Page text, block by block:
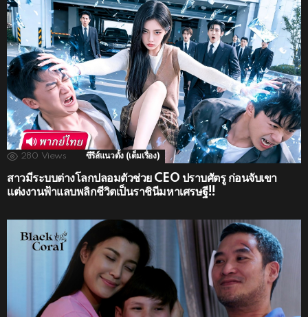
280 Views ซีรีส์แนวตั้ง (เต็มเรื่อง)
สาวมีระบบต่างโลกปลอมตัวช่วย CEO ปราบศัตรู ก่อนจับเขา
แต่งงานฟ้าแลบพลิกชีวิตเป็นราชินีมหาเศรษฐี!!